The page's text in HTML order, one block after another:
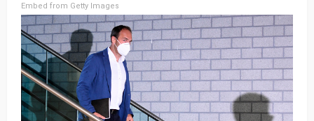
Embed from Getty Images